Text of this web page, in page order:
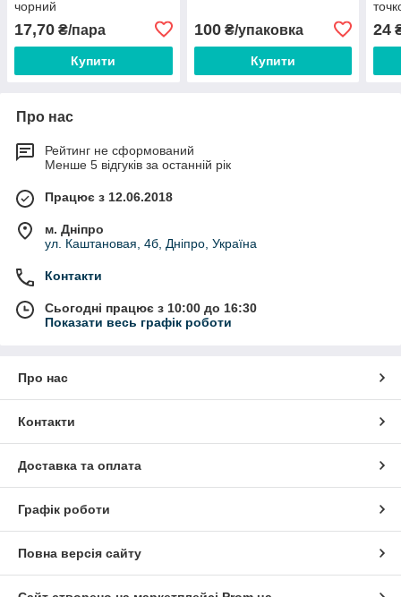
чорний
17,70 ₴/пара
Купити
100₴/упаковка
Купити
24
Про нас
Рейтинг не сформований
Менше 5 відгуків за останній рік
Працює з 12.06.2018
м. Дніпро
ул. Каштановая, 4б, Дніпро, Україна
Контакти
Сьогодні працює з 10:00 до 16:30
Показати весь графік роботи
Про нас
Контакти
Доставка та оплата
Графік роботи
Повна версія сайту